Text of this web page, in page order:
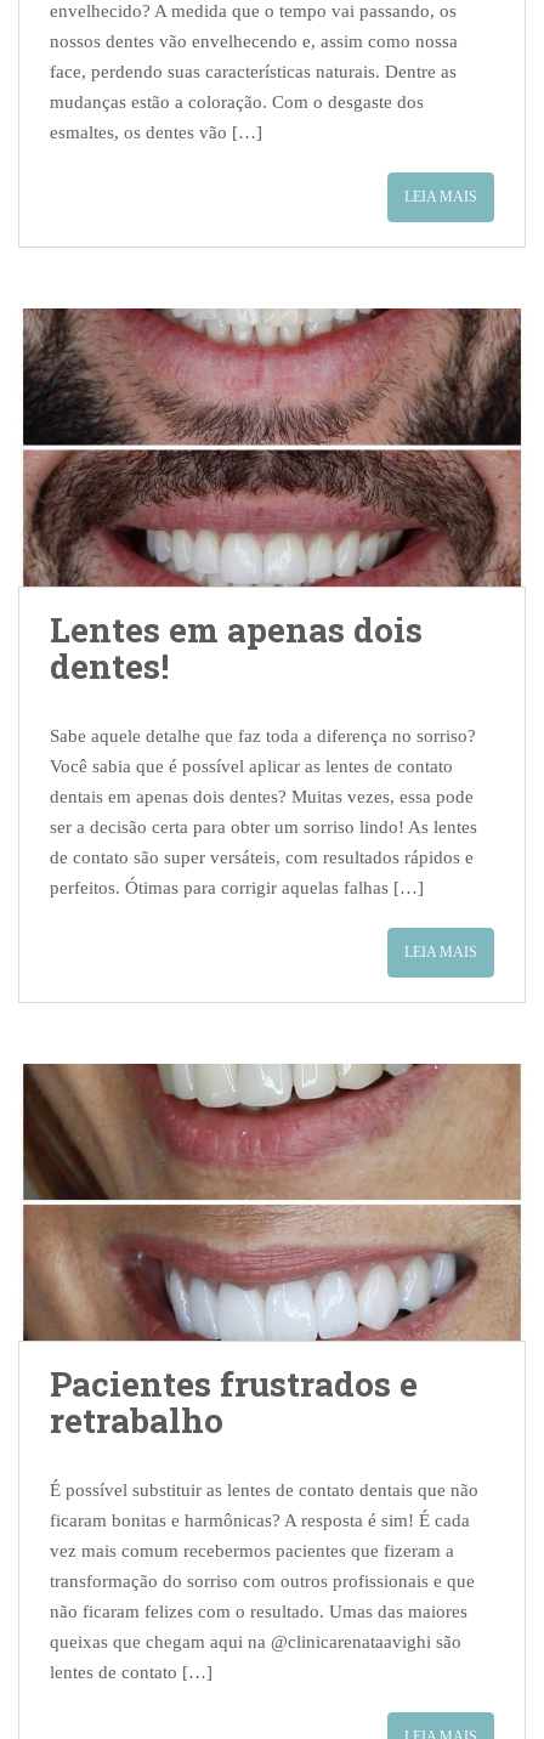
envelhecido? A medida que o tempo vai passando, os
nossos dentes vão envelhecendo e, assim como nossa
face, perdendo suas características naturais. Dentre as
mudanças estão a coloração. Com o desgaste dos
esmaltes, os dentes vão […]
LEIA MAIS
Lentes em apenas dois
dentes!
Sabe aquele detalhe que faz toda a diferença no sorriso?
Você sabia que é possível aplicar as lentes de contato
dentais em apenas dois dentes? Muitas vezes, essa pode
ser a decisão certa para obter um sorriso lindo! As lentes
de contato são super versáteis, com resultados rápidos e
perfeitos. Ótimas para corrigir aquelas falhas […]
LEIA MAIS
Pacientes frustrados e
retrabalho
É possível substituir as lentes de contato dentais que não
ficaram bonitas e harmônicas? A resposta é sim! É cada
vez mais comum recebermos pacientes que fizeram a
transformação do sorriso com outros profissionais e que
não ficaram felizes com o resultado. Umas das maiores
queixas que chegam aqui na @clinicarenataavighi são
lentes de contato […]